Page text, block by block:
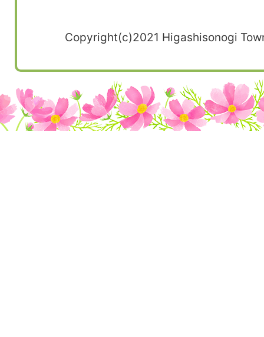
Copyright(c)2021 Higashisonogi